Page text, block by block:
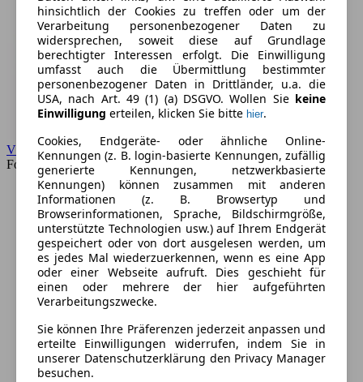
VW
Forum
hinsichtlich der Cookies zu treffen oder um der
Verarbeitung personenbezogener Daten zu
widersprechen, soweit diese auf Grundlage
berechtigter Interessen erfolgt. Die Einwilligung
umfasst auch die Übermittlung bestimmter
personenbezogener Daten in Drittländer, u.a. die
USA, nach Art. 49 (1) (a) DSGVO. Wollen Sie keine
Einwilligung erteilen, klicken Sie bitte hier.
Cookies, Endgeräte- oder ähnliche Online-
Kennungen (z. B. login-basierte Kennungen, zufällig
generierte Kennungen, netzwerkbasierte
Kennungen) können zusammen mit anderen
Informationen (z. B. Browsertyp und
Browserinformationen, Sprache, Bildschirmgröße,
unterstützte Technologien usw.) auf Ihrem Endgerät
gespeichert oder von dort ausgelesen werden, um
es jedes Mal wiederzuerkennen, wenn es eine App
oder einer Webseite aufruft. Dies geschieht für
einen oder mehrere der hier aufgeführten
Verarbeitungszwecke.
Sie können Ihre Präferenzen jederzeit anpassen und
erteilte Einwilligungen widerrufen, indem Sie in
unserer Datenschutzerklärung den Privacy Manager
besuchen.